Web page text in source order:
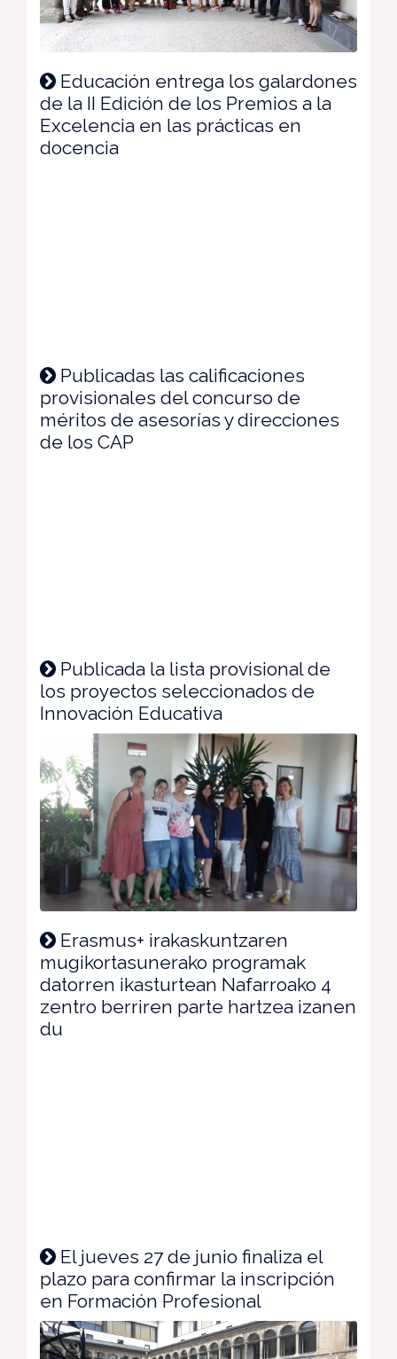
Educación entrega los galardones
de la II Edición de los Premios a la
Excelencia en las prácticas en
docencia
Publicadas las calificaciones
provisionales del concurso de
méritos de asesorías y direcciones
de los CAP
Publicada la lista provisional de
los proyectos seleccionados de
Innovación Educativa
Erasmus+ irakaskuntzaren
mugikortasunerako programak
datorren ikasturtean Nafarroako 4
zentro berriren parte hartzea izanen
du
El jueves 27 de junio finaliza el
plazo para confirmar la inscripción
en Formación Profesional